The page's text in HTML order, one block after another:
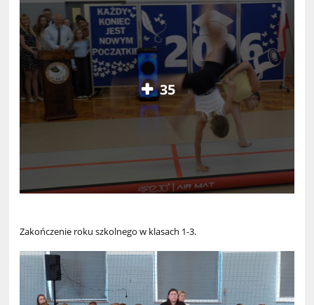
35
Zakończenie roku szkolnego w klasach 1-3.